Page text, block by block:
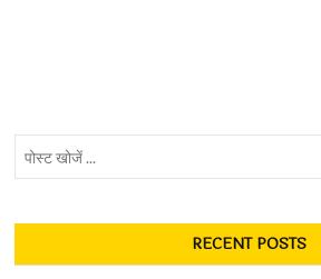
RECENT POSTS